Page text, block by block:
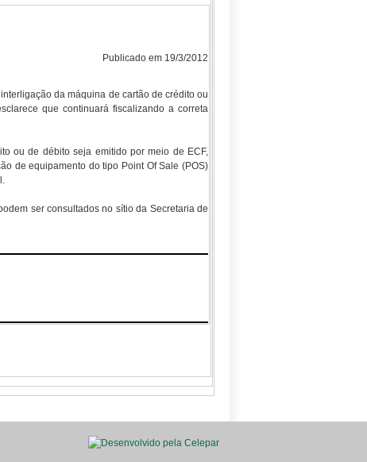
Publicado em 19/3/2012
da máquina de cartão de crédito ou
que continuará fiscalizando a correta
ou de débito seja emitido por meio de ECF,
de equipamento do tipo Point Of Sale (POS)
ser consultados no sítio da Secretaria de